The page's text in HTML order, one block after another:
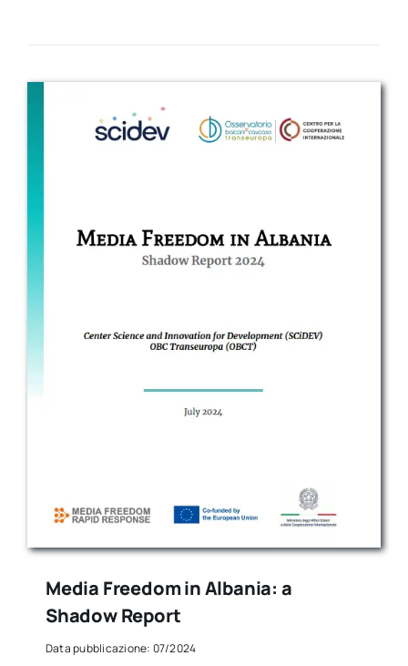
Media Freedom in Albania: a
Shadow Report
Data pubblicazione: 07/2024